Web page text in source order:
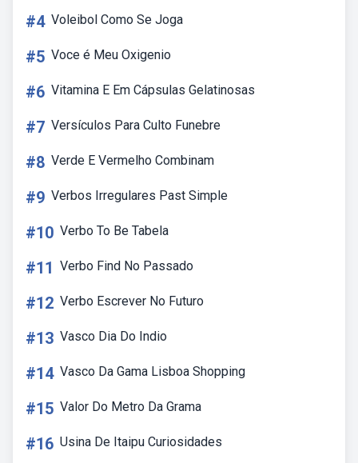
#4 Voleibol Como Se Joga
#5 Voce é Meu Oxigenio
#6 Vitamina E Em Cápsulas Gelatinosas
#7 Versículos Para Culto Funebre
#8 Verde E Vermelho Combinam
#9 Verbos Irregulares Past Simple
#10 Verbo To Be Tabela
#11 Verbo Find No Passado
#12 Verbo Escrever No Futuro
#13 Vasco Dia Do Indio
#14 Vasco Da Gama Lisboa Shopping
#15 Valor Do Metro Da Grama
#16 Usina De Itaipu Curiosidades